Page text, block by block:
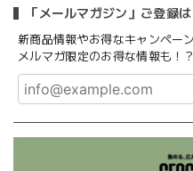
「メールマガジン」ご登録
新商品情報やお得なキャンペー
メルマガ限定のお得な情報も！？